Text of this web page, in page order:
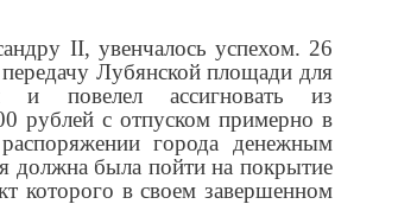
II, увенчалось успехом. 26
Лубянской площади для
и повелел ассигновать из
рублей с отпуском примерно в
города денежным
должна была пойти на покрытие
которого в своем завершенном